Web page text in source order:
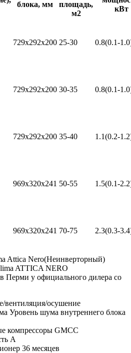
блока, мм
площадь,
м2
кВт
729x292x200 25-30 0.8(0.1-
729x292x200 30-35 0.8(0.1-
729x292x200 35-40 1.1(0.2-
969x320x241 50-55 1.5(0.1-
969x320x241 70-75 2.3(0.3-
Attica Nero(Неинверторный)
вентиляция/осушение
Уровень шума внутреннего блока
компрессоры GMCC
А
36 месяцев